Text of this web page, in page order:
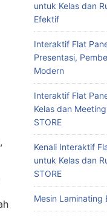
untuk Kelas dan
Efektif
Interaktif Flat
Presentasi,
Modern
Interaktif Flat
Kelas dan
STORE
Kenali Interaktif
untuk Kelas dan
STORE
Mesin Laminating